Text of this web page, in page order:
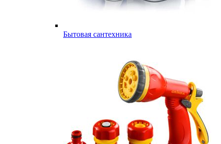
Бытовая сантехника